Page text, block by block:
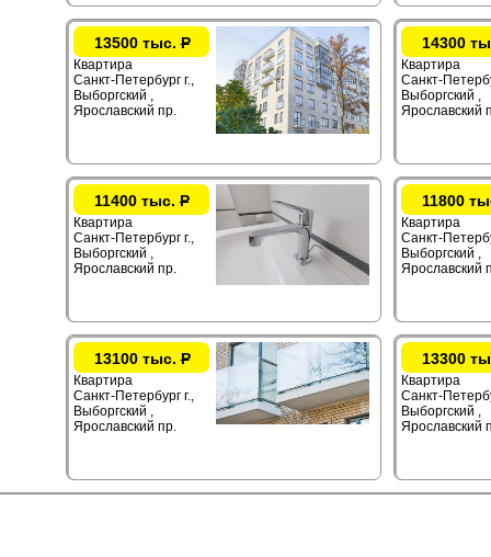
13500 тыс.Р
Квартира
Санкт-Петербург г.,
Выборгский ,
Ярославский пр.
14300
Квартира
Санкт-
Выборгский ,
Ярославский
11400 тыс. Р
Квартира
Санкт-Петербург г.,
Выборгский ,
Ярославский пр.
11800
Квартира
Санкт-
Выборгский ,
Ярославский
13100 тыс.Р
Квартира
Санкт-Петербург г.,
Выборгский ,
Ярославский пр.
13300
Квартира
Санкт-
Выборгский ,
Ярославский